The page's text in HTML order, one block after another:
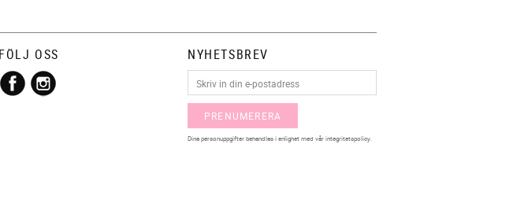
FÖLJ OSS NYHETSBREV
PRENUMERERA
Dina personuppgifter behandlas i enlighet med vårintegritetspolicy